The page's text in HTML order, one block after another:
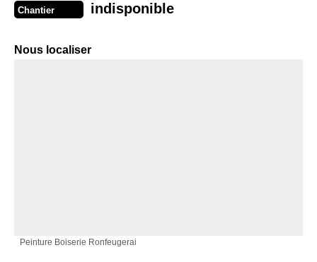
Chantier indisponible
Nous localiser
Peinture Boiserie Ronfeugerai